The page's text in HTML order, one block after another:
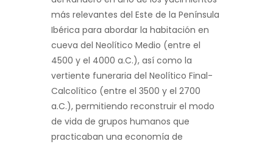
más relevantes del Este de la Península
Ibérica para abordar la habitación en
cueva del Neolítico Medio (entre el
4500 y el 4000 a.C.), así como la
vertiente funeraria del Neolítico Final-
Calcolítico (entre el 3500 y el 2700
a.C.), permitiendo reconstruir el modo
de vida de grupos humanos que
practicaban una economía de